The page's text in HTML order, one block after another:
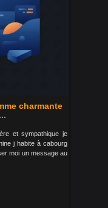
charmante
et sympathique je
j habite à cabourg
moi un message au